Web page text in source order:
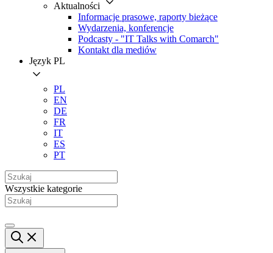
Aktualności
Informacje prasowe, raporty bieżące
Wydarzenia, konferencje
Podcasty - "IT Talks with Comarch"
Kontakt dla mediów
Język PL
PL
EN
DE
FR
IT
ES
PT
Wszystkie kategorie